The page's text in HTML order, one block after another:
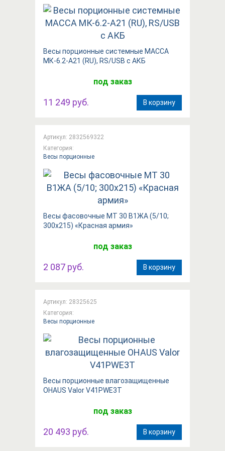
Весы порционные системные МАССА
МК-6.2-А21 (RU), RS/USB с АКБ
под заказ
11 249 руб. В корзину
Артикул: 2832569322
Категория:
Весы порционные
Весы фасовочные МТ 30 В1ЖА (5/10;
300x215) «Красная армия»
под заказ
2 087 руб. В корзину
Артикул: 28325625
Категория:
Весы порционные
Весы порционные влагозащищенные
OHAUS Valor V41PWE3T
под заказ
20 493 руб. В корзину